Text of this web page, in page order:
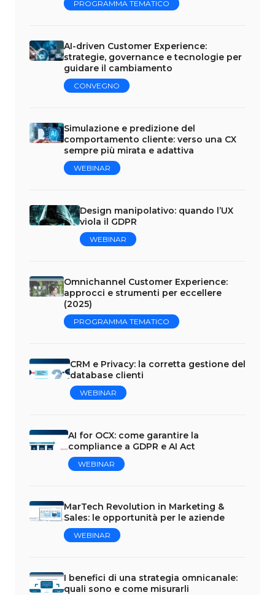
PROGRAMMA TEMATICO
AI-driven Customer Experience:
strategie, governance e tecnologie per
guidare il cambiamento
CONVEGNO
Simulazione e predizione del
comportamento cliente: verso una CX
sempre più mirata e adattiva
WEBINAR
Design manipolativo: quando l’UX
viola il GDPR
WEBINAR
Omnichannel Customer Experience:
approcci e strumenti per eccellere
(2025)
PROGRAMMA TEMATICO
CRM e Privacy: la corretta gestione del
database clienti
WEBINAR
AI for OCX: come garantire la
compliance a GDPR e AI Act
WEBINAR
MarTech Revolution in Marketing &
Sales: le opportunità per le aziende
WEBINAR
I benefici di una strategia omnicanale:
quali sono e come misurarli